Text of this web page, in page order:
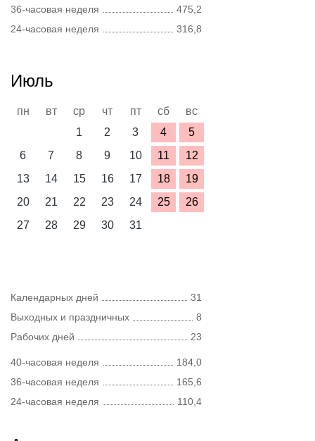
36-часовая неделя
475,2
24-часовая неделя
316,8
Июль
пн вт ср чт пт сб
вс
1
2 3 4
5
6
7 8 9 10 11
12
13
14 15 16 17 18
19
20
21 22 23 24 25
26
27
28 29 30 31
Календарных дней
31
Выходных и праздничных
8
Рабочих дней
23
40-часовая неделя
184,0
36-часовая неделя
165,6
24-часовая неделя
110,4